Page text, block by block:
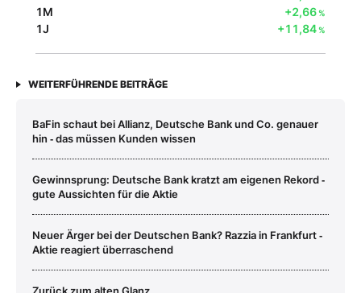
1M +2,66%
1J +11,84%
WEITERFÜHRENDE BEITRÄGE
BaFin schaut bei Allianz, Deutsche Bank und Co. genauer
hin ‑ das müssen Kunden wissen
Gewinnsprung: Deutsche Bank kratzt am eigenen Rekord ‑
gute Aussichten für die Aktie
Neuer Ärger bei der Deutschen Bank? Razzia in Frankfurt ‑
Aktie reagiert überraschend